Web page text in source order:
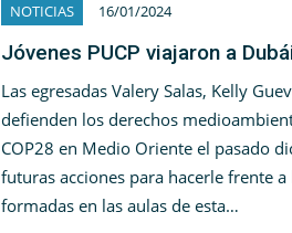
NOTICIAS 16/01/2024
Jóvenes PUCP viajaron a
Las egresadas Valery Salas, Kelly
defienden los derechos
COP28 en Medio Oriente el pasado
futuras acciones para hacerle frente
formadas en las aulas de esta…